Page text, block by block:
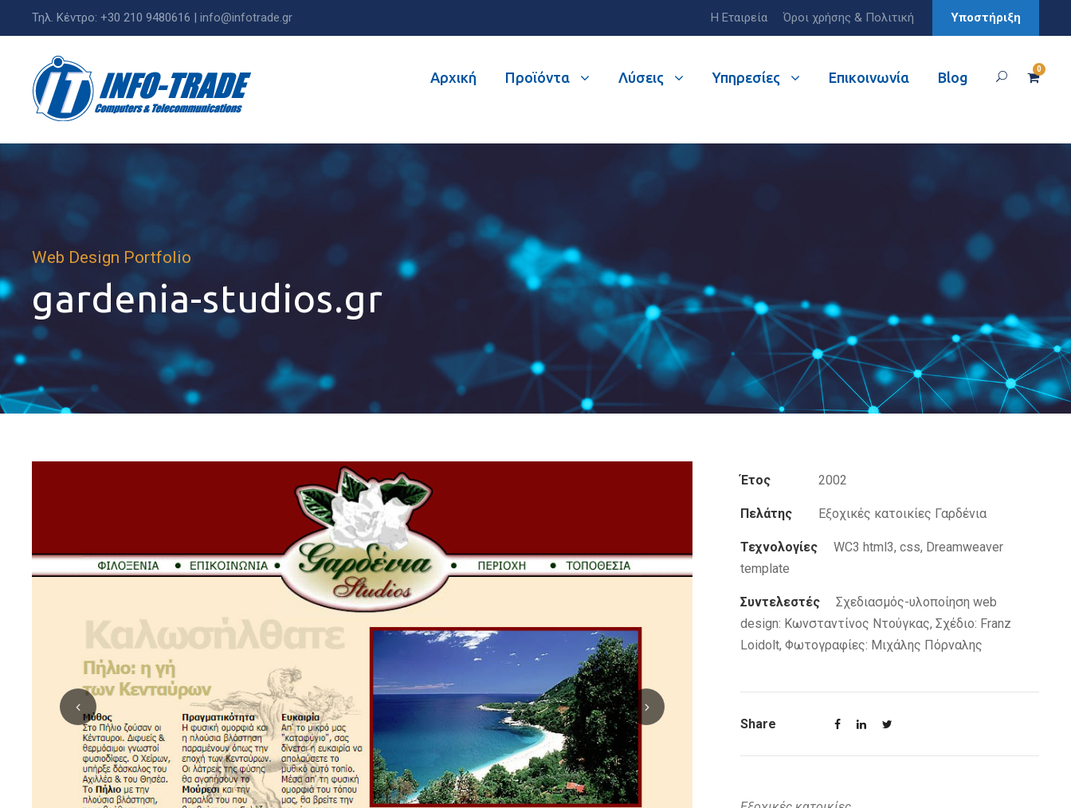
Τηλ. Κέντρο: +30 210 9480616 | info@infotrade.gr Η Εταιρεία Όροι χρήσης & Πολιτική Υποστήριξη
Αρχική Προϊόντα Λύσεις Υπηρεσίες Επικοινωνία Blog
0
Web Design Portfolio
gardenia-studios.gr
Έτος 2002
Πελάτης Εξοχικές κατοικίες Γαρδένια
Τεχνολογίες
WC3 html3, css, Dreamweaver
template
Συντελεστές
Σχεδιασμός-υλοποίηση web
design: Κωνσταντίνος Ντούγκας, Σχέδιο: Franz
Loidolt, Φωτογραφίες: Μιχάλης Πόρναλης
Share